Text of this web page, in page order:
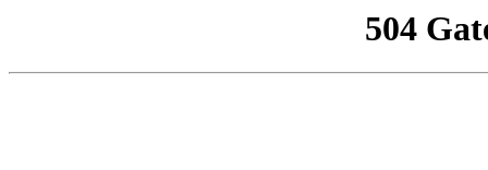
504